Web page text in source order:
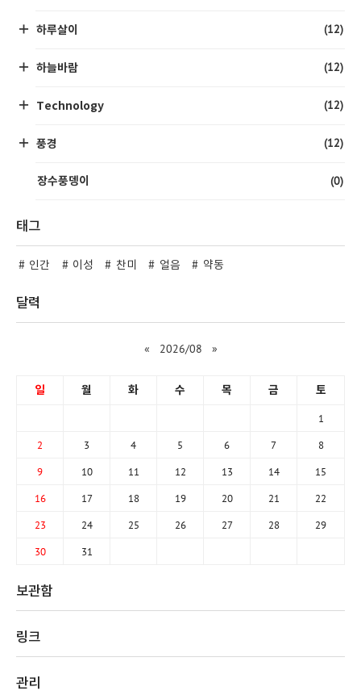
하루살이 (12)
하늘바람 (12)
Technology (12)
풍경 (12)
장수풍뎅이 (0)
태그
인간 이성 찬미 얼음 약동
달력
« 2026/08 »
일 월 화 수 목 금 토
1
2 3 4 5 6 7 8
9 10 11 12 13 14 15
16 17 18 19 20 21 22
23 24 25 26 27 28 29
30 31
보관함
링크
관리